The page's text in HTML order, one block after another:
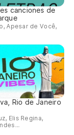
canciones de
Apesar de Você,
Rio de Janeiro
Elis Regina,